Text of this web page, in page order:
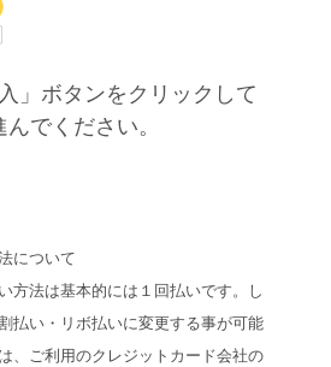
」ボタンをクリックして
でください。
について
方法は基本的には１回払いです。し
払い・リボ払いに変更する事が可能
、ご利用のクレジットカード会社の